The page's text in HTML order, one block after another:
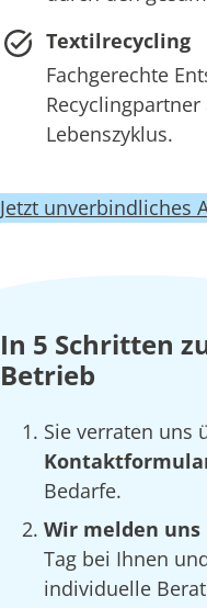
Textilrecycling
Fachgerechte
Lebenszyklus.
Jetzt unverbindliches
In 5 Schritten
Betrieb
Sie verraten uns
Bedarfe.
Wir melden uns
Tag bei Ihnen
individuelle